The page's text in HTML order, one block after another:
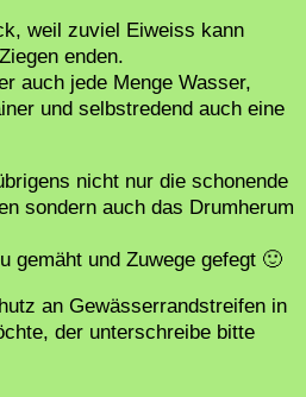
weil zuviel Eiweiss kann
enden.
auch jede Menge Wasser,
und selbstredend auch eine
nicht nur die schonende
sondern auch das Drumherum
gemäht und Zuwege gefegt 🙂
an Gewässerrandstreifen in
der unterschreibe bitte